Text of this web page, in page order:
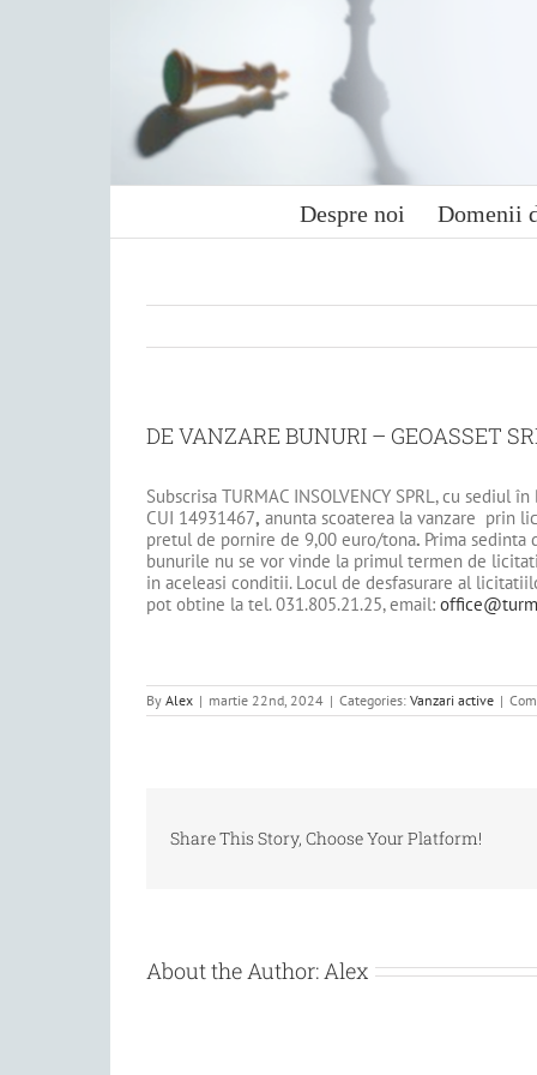
Despre noi Domenii
DE VANZARE BUNURI – GEOASSET
Subscrisa TURMAC INSOLVENCY SPRL, cu
CUI 14931467, anunta scoaterea la vanzare prin
pretul de pornire de 9,00 euro/tona. Prima sedinta
bunurile nu se vor vinde la primul termen de
in aceleasi conditii. Locul de desfasurare al
pot obtine la tel. 031.805.21.25, email:
By Alex | martie 22nd, 2024 | Categories: Vanzari active |
Share This Story, Choose Your Platform!
About the Author:Alex